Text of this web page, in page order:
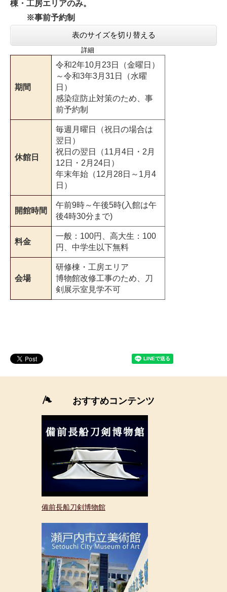
棟・工房エリアのみ。
※事前予約制
表のサイズを切り替える
詳細
期間
令和2年10月23日（金曜日）
～令和3年3月31日（水曜
日）
感染症防止対策のため、事
前予約制
休館日
毎週月曜日（祝日の場合は
翌日）
祝日の翌日（11月4日・2月
12日・2月24日）
年末年始（12月28日～1月4
日）
開館時間
午前9時～午後5時(入館は午
後4時30分まで)
料金
一般：100円、高大生：100
円、中学生以下無料
会場
研修棟・工房エリア
博物館改修工事のため、刀
剣展示室見学不可
リ
ク
＞
おすすめコンテンツ
備前長船刀剣博物館